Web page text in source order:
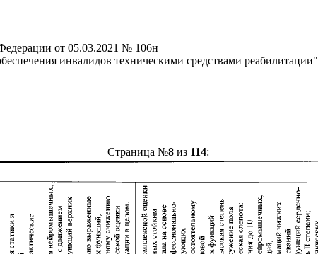
от 05.03.2021 № 106н
инвалидов техническими средствами реабилитации"
Страница №8 из 114: